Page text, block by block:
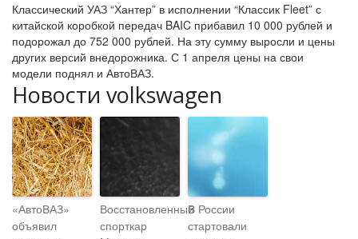
Классический УАЗ “Хантер” в исполнении “Классик Fleet” с
китайской коробкой передач BAIC прибавил 10 000 рублей и
подорожал до 752 000 рублей. На эту сумму выросли и цены
других версий внедорожника. С 1 апреля цены на свои
модели поднял и АвтоВАЗ.
Новости volkswagen
«АвтоВАЗ»
объявил
Восстановленный
спорткар
В России
стартовали